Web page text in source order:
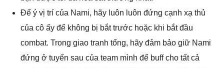
Để ý vị trí của Nami, hãy luôn luôn đứng cạnh xạ thủ
của cô ấy để không bị bắt trước hoặc khi bắt đầu
combat. Trong giao tranh tổng, hãy đảm bảo giữ Nami
đứng ở tuyến sau của team mình để buff cho tất cả